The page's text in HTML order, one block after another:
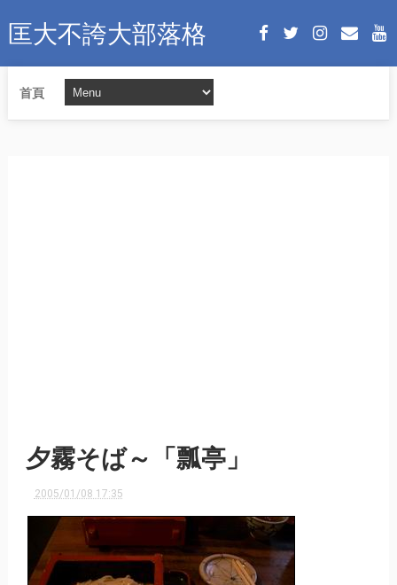
匡大不誇大部落格
首頁
夕霧そば～「瓢亭」
2005/01/08 17:35